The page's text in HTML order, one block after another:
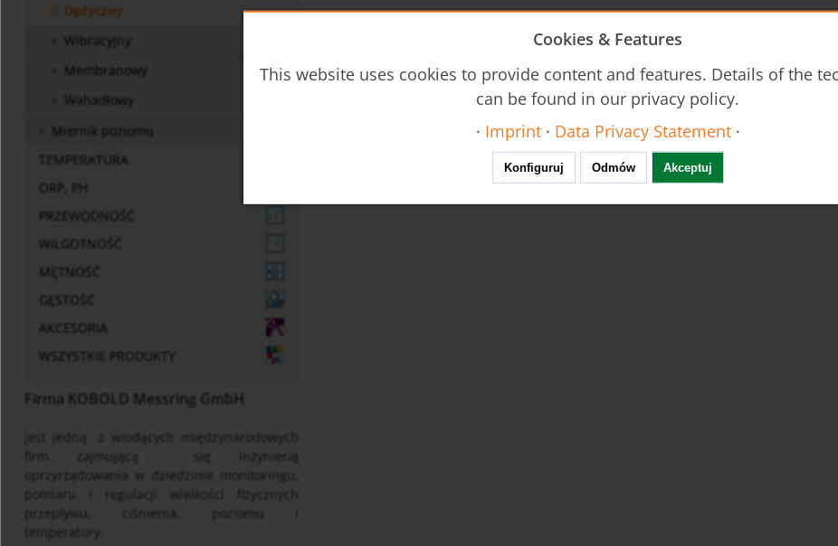
Optyczny
Wibracyjny
Membranowy
Wahadłowy
Miernik poziomu
TEMPERATURA
ORP, PH
PRZEWODNOŚĆ
WILGOTNOŚĆ
MĘTNOŚĆ
GĘSTOŚĆ
AKCESORIA
WSZYSTKIE PRODUKTY
Firma KOBOLD Messring GmbH
jest jedną z wiodących międzynarodowych
ynierią
oprzyrządowania w dziedzinie monitoringu,
pomiaru i regulacji wielko
ci fizycznych
przepływu, ci
temperatury.
Cookies & Features
This website uses cookies to provide content and features. Details of the
can be found in our privacy policy.
· Imprint· Data Privacy Statement·
Konfiguruj Odmów Akceptuj